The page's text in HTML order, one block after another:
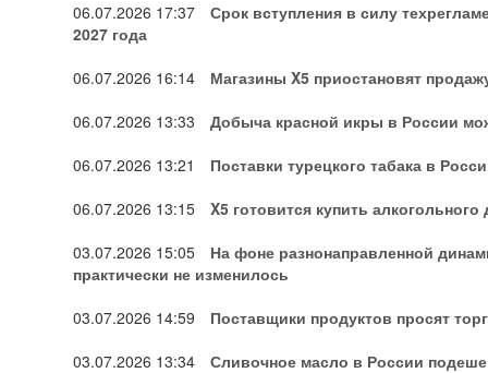
06.07.2026 17:37
Срок вступления в силу
2027 года
06.07.2026 16:14
Магазины X5 приостановят
06.07.2026 13:33
Добыча красной икры в России
06.07.2026 13:21
Поставки турецкого табака в
06.07.2026 13:15
X5 готовится купить
03.07.2026 15:05
На фоне разнонаправленной
практически не изменилось
03.07.2026 14:59
Поставщики продуктов просят
03.07.2026 13:34
Сливочное масло в России